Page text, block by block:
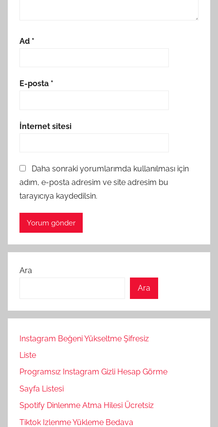
Ad *
E-posta *
İnternet sitesi
Daha sonraki yorumlarımda kullanılması için
adım, e-posta adresim ve site adresim bu
tarayıcıya kaydedilsin.
Ara
Ara
Instagram Beğeni Yükseltme Şifresiz
Liste
Programsız Instagram Gizli Hesap Görme
Sayfa Listesi
Spotify Dinlenme Atma Hilesi Ücretsiz
Tiktok Izlenme Yükleme Bedava